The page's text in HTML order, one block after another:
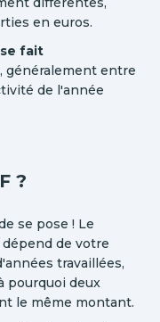
en euros.
fait
généralement entre
de l'année
?
se pose ! Le
de votre
travaillées,
pourquoi deux
le même montant.